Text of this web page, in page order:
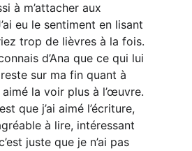
à m’attacher aux
eu le sentiment en lisant
trop de lièvres à la fois.
d’Ana que ce qui lui
sur ma fin quant à
aimé la voir plus à l’œuvre.
que j’ai aimé l’écriture,
à lire, intéressant
juste que je n’ai pas